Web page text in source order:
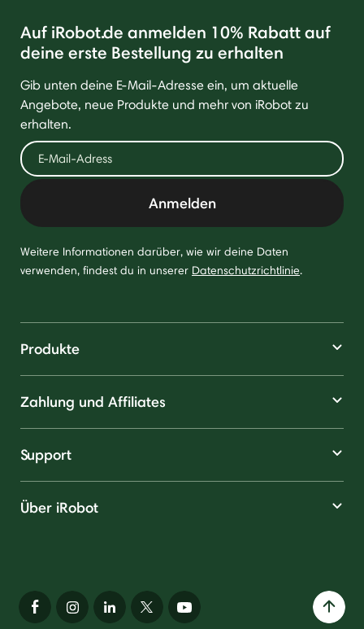
Auf iRobot.de anmelden 10% Rabatt auf
deine erste Bestellung zu erhalten
Gib unten deine E-Mail-Adresse ein, um aktuelle
Angebote, neue Produkte und mehr von iRobot zu
erhalten.
Anmelden
Weitere Informationen darüber, wie wir deine Daten
verwenden, findest du in unserer Datenschutzrichtlinie.
Produkte
Zahlung und Affiliates
Support
Über iRobot